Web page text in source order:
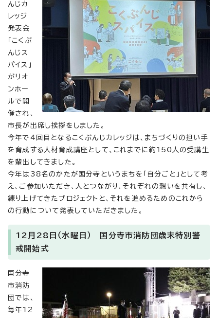
んじカ
レッジ
発表会
「こくぶ
んじス
パイス」
がリオ
ンホー
ルで開
催され、
市長が出席し挨拶をしました。
今年で4回目となるこくぶんじカレッジは、まちづくりの担い手
を育成する人材育成講座として、これまでに約150人の受講生
を輩出してきました。
今年は38名のかたが国分寺というまちを「自分ごと」として考
え、ご参加いただき、人とつながり、それぞれの想いを共有し、
練り上げてきたプロジェクトと、それを進めるためのこれから
の行動について発表していただきました。
12月28日（水曜日） 国分寺市消防団歳末特別警
戒開始式
国分寺
市消防
団では、
毎年12